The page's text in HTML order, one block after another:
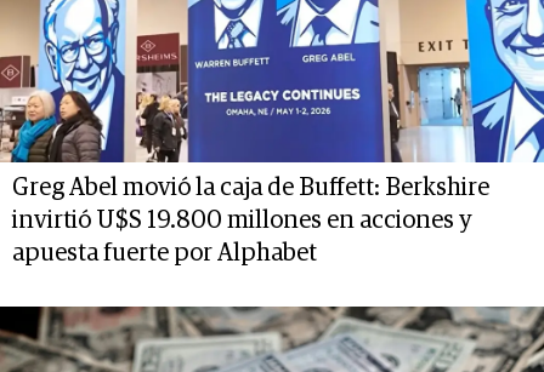
Greg Abel movió la caja de Buffett: Berkshire
invirtió U$S 19.800 millones en acciones y
apuesta fuerte por Alphabet